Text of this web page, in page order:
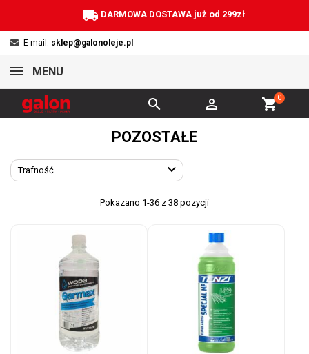
local_shipping DARMOWA DOSTAWA już od 299zł
E-mail: sklep@galonoleje.pl
MENU
shopping_cart0


POZOSTAŁE
Trafność 
Pokazano 1-36 z 38 pozycji